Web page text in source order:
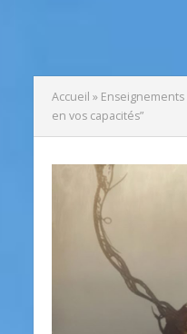
Accueil » Enseignements
en vos capacités”